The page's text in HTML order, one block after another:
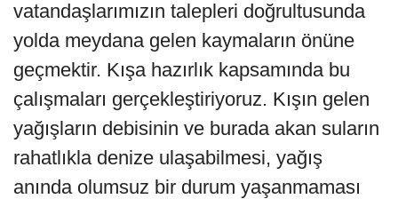
vatandaşlarımızın talepleri doğrultusunda
yolda meydana gelen kaymaların önüne
geçmektir. Kışa hazırlık kapsamında bu
çalışmaları gerçekleştiriyoruz. Kışın gelen
yağışların debisinin ve burada akan suların
rahatlıkla denize ulaşabilmesi, yağış
anında olumsuz bir durum yaşanmaması